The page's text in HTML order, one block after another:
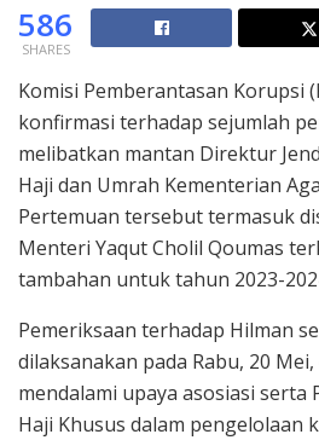
586
SHARES
Komisi Pemberantasan Korupsi
konfirmasi terhadap sejumlah
melibatkan mantan Direktur
Haji dan Umrah Kementerian
Pertemuan tersebut termasuk
Menteri Yaqut Cholil Qoumas
tambahan untuk tahun 2023-
Pemeriksaan terhadap Hilman
dilaksanakan pada Rabu, 20
mendalami upaya asosiasi serta
Haji Khusus dalam pengelolaan